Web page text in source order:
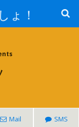
ょ！
Mail SMS